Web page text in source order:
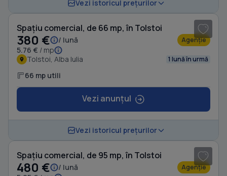
Vezi istoricul prețurilor
Spațiu comercial, de 66 mp, în Tolstoi
380 €
/ lună
5.76 € / mp
Agenție
Tolstoi, Alba Iulia 1 lună în urmă
66 mp utili
Vezi anunțul
Vezi istoricul prețurilor
Spațiu comercial, de 95 mp, în Tolstoi
480 €
/ lună
Agenție